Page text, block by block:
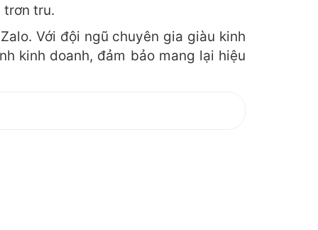
trơn tru.
Với đội ngũ chuyên gia giàu kinh
kinh doanh, đảm bảo mang lại hiệu